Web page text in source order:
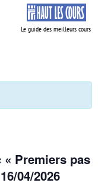
Premiers pas
04/2026